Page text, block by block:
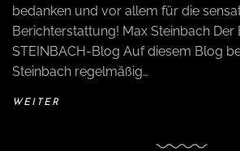
bedanken und vor allem für die
Berichterstattung! Max Steinbach Der
STEINBACH-Blog Auf diesem Blog
Steinbach regelmäßig…
WEITER